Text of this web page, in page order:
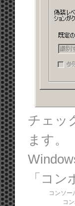
チェッ
ます。
「コ
コンソー
コン